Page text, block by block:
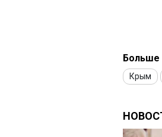
Больше
Крым